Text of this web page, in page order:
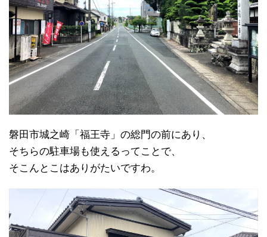
磐田市城之崎「福王寺」の総門の前にあり、
そちらの駐車場も使えるってことで、
そこんとこはありがたいですわ。